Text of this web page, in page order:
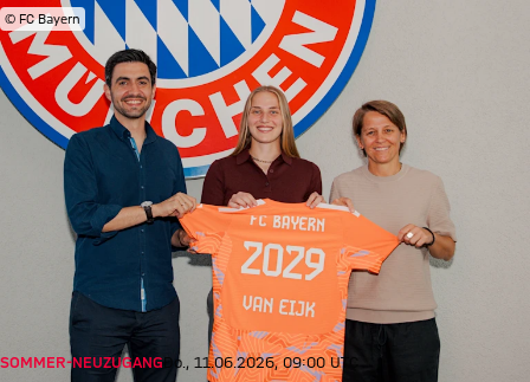
© FC Bayern
SOMMER-NEUZUGANG Do., 11.06.2026, 09:00 UTC